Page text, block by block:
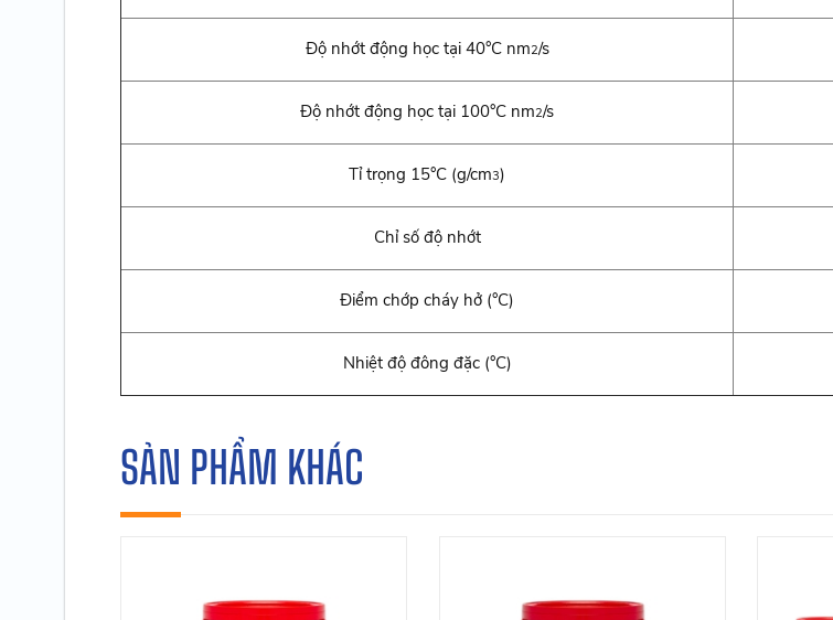
Độ nhớt động học tại 40°C nm2/s
Độ nhớt động học tại 100°C nm2/s
Tỉ trọng 15°C (g/cm3)
Chỉ số độ nhớt
Điểm chớp cháy hở (°C)
Nhiệt độ đông đặc (°C)
SẢN PHẨM KHÁC